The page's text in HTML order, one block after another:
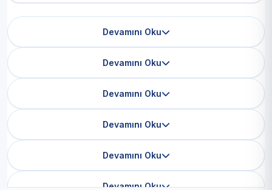
Devamını Oku
Devamını Oku
Devamını Oku
Devamını Oku
Devamını Oku
Devamını Oku